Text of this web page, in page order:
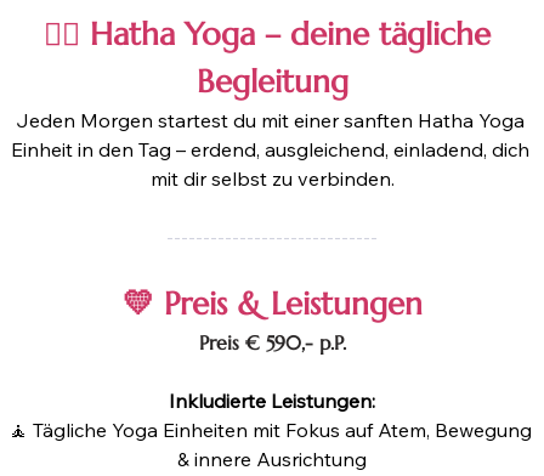
🧘‍♀️ Hatha Yoga – deine tägliche
Begleitung
Jeden Morgen startest du mit einer sanften Hatha Yoga
Einheit in den Tag – erdend, ausgleichend, einladend, dich
mit dir selbst zu verbinden.
-----------------------------
💛 Preis & Leistungen
Preis € 590,- p.P.
Inkludierte Leistungen:
🧘 Tägliche Yoga Einheiten mit Fokus auf Atem, Bewegung
& innere Ausrichtung